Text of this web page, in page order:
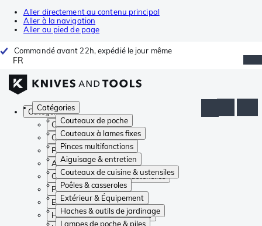
Aller directement au contenu principal
Aller à la navigation
Aller au pied de page
Commandé avant 22h, expédié le jour même
FR
Catégories
Couteaux de poche
Couteaux à lames fixes
Pinces multifonctions
Aiguisage & entretien
Couteaux de cuisine & ustensiles
Poêles & casseroles
Extérieur & Équipement
Haches & outils de jardinage
Lampes de poche & piles
Catégories
Couteaux de poche
Couteaux à lames fixes
Pinces multifonctions
Aiguisage & entretien
Couteaux de cuisine & ustensiles
Poêles & casseroles
Extérieur & Équipement
Haches & outils de jardinage